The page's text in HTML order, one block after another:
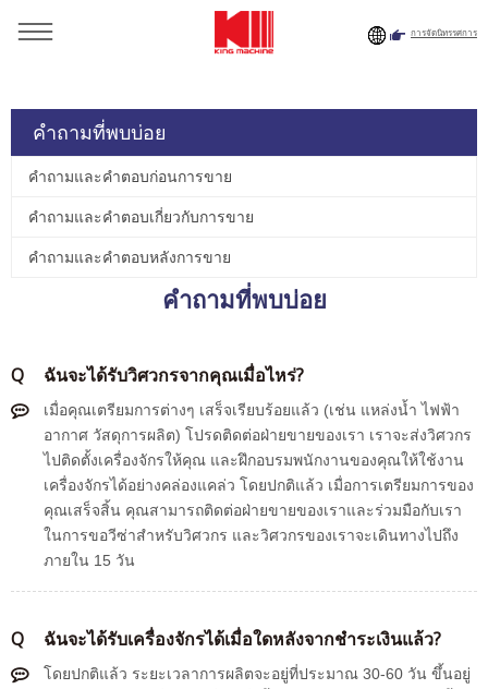
การจัดนิทรรศการ
คำถามที่พบบ่อย
คำถามและคำตอบก่อนการขาย
คำถามและคำตอบเกี่ยวกับการขาย
คำถามและคำตอบหลังการขาย
คำถามที่พบบ่อย
Q ฉันจะได้รับวิศวกรจากคุณเมื่อไหร่?
เมื่อคุณเตรียมการต่างๆ เสร็จเรียบร้อยแล้ว (เช่น แหล่งน้ำ ไฟฟ้า
อากาศ วัสดุการผลิต) โปรดติดต่อฝ่ายขายของเรา เราจะส่งวิศวกร
ไปติดตั้งเครื่องจักรให้คุณ และฝึกอบรมพนักงานของคุณให้ใช้งาน
เครื่องจักรได้อย่างคล่องแคล่ว โดยปกติแล้ว เมื่อการเตรียมการของ
คุณเสร็จสิ้น คุณสามารถติดต่อฝ่ายขายของเราและร่วมมือกับเรา
ในการขอวีซ่าสำหรับวิศวกร และวิศวกรของเราจะเดินทางไปถึง
ภายใน 15 วัน
Q ฉันจะได้รับเครื่องจักรได้เมื่อใดหลังจากชำระเงินแล้ว?
โดยปกติแล้ว ระยะเวลาการผลิตจะอยู่ที่ประมาณ 30-60 วัน ขึ้นอยู่